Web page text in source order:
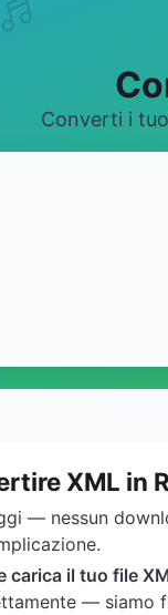
Converti i
XML in
— nessun
carica il tuo file
— siamo